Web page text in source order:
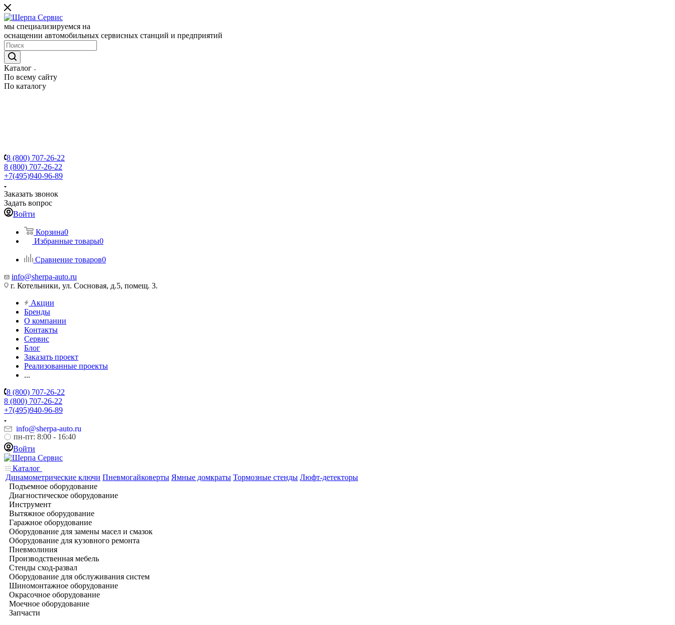
мы специализируемся на
оснащении автомобильных сервисных станций и предприятий
Каталог
По всему сайту
По каталогу
8 (800) 707-26-22
8 (800) 707-26-22
+7(495)940-96-89
Заказать звонок
Задать вопрос
Войти
Корзина0
Избранные товары0
Сравнение товаров0
info@sherpa-auto.ru
г. Котельники, ул. Сосновая, д.5, помещ. 3.
Акции
Бренды
О компании
Контакты
Сервис
Блог
Заказать проект
Реализованные проекты
...
8 (800) 707-26-22
8 (800) 707-26-22
+7(495)940-96-89
info@sherpa-auto.ru
пн-пт: 8:00 - 16:40
Войти
Каталог
Динамометрические ключи Пневмогайковерты Ямные домкраты Тормозные стенды Люфт-детекторы
Подъемное оборудование
Диагностическое оборудование
Инструмент
Вытяжное оборудование
Гаражное оборудование
Оборудование для замены масел и смазок
Оборудование для кузовного ремонта
Пневмолиния
Производственная мебель
Стенды сход-развал
Оборудование для обслуживания систем
Шиномонтажное оборудование
Окрасочное оборудование
Моечное оборудование
Запчасти